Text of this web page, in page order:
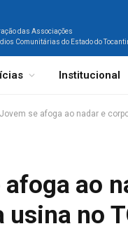
das Associações
Comunitárias do Estado do
Institucional
Jovem se afoga ao nadar e
ao
usina no